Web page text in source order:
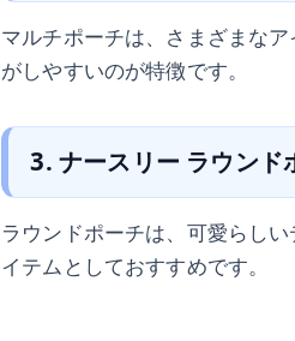
マルチポーチは、さまざまな
がしやすいのが特徴です。
3. ナースリー ラウンド
ラウンドポーチは、可愛らし
イテムとしておすすめです。